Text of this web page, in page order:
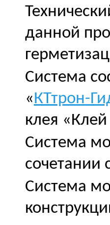
данной
Система
«КТтрон-
клея
Система
Система